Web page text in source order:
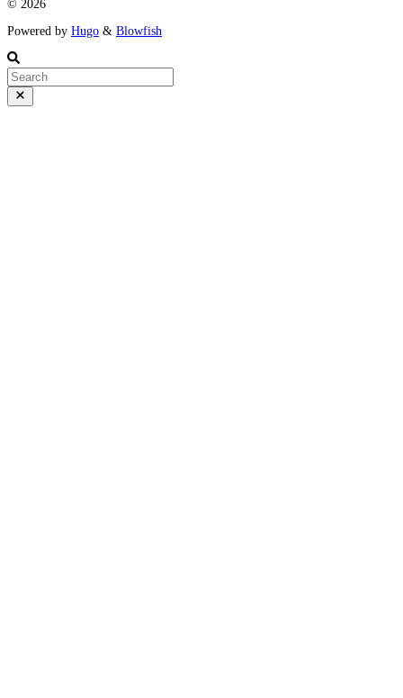
© 2026
Powered by Hugo & Blowfish